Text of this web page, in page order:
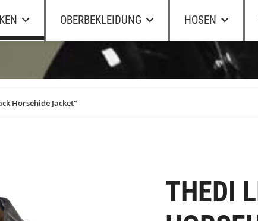
OBERBEKLEIDUNG HOSEN
Horsehide Jacket"
THEDI